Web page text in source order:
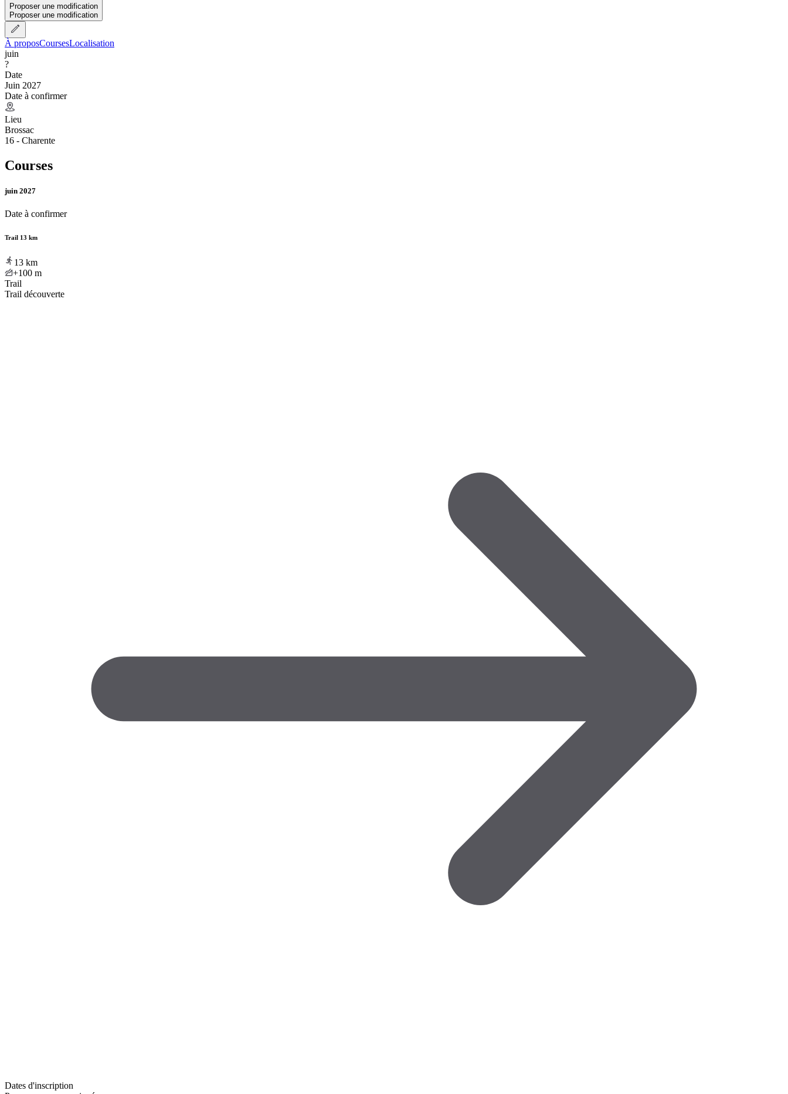
Proposer une modification
Proposer une modification
À proposCoursesLocalisation
juin
?
Date
Juin 2027
Date à confirmer
Lieu
Brossac
16 - Charente
Courses
juin 2027
Date à confirmer
Trail 13 km
13 km
+100 m
Trail
Trail découverte
Dates d'inscription